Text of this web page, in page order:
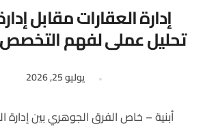
إدارة العقارات مقابل
تحليل عملي لفهم التخصص
يوليو 25, 2026
أبنية – خاص الفرق الجوهري بين إدارة العقارات وإدارة